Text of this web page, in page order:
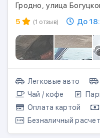
Гродно, улица
5
(1 отзыв) До
Легковые авто
Чай / кофе
Оплата картой
Безналичный расчет